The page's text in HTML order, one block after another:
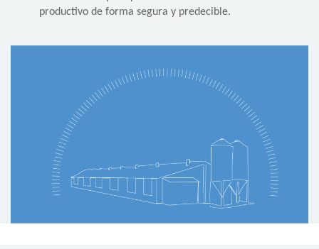
productivo de forma segura y predecible.